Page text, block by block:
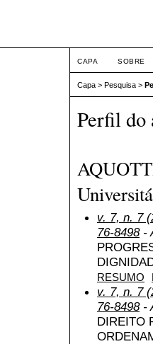
CAPA SOBRE
Capa > Pesquisa >
Perfil do
v. 7, n. 7
76-8498-
RESUMO
v. 7, n. 7
76-8498-
DIREITO